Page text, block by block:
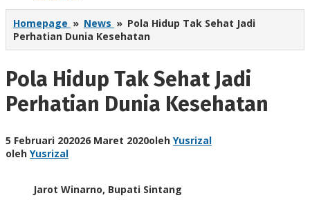
Homepage » News » Pola Hidup Tak Sehat Jadi
Perhatian Dunia Kesehatan
Pola Hidup Tak Sehat Jadi
Perhatian Dunia Kesehatan
5 Februari 202026 Maret 2020oleh Yusrizal
oleh Yusrizal
Jarot Winarno, Bupati Sintang